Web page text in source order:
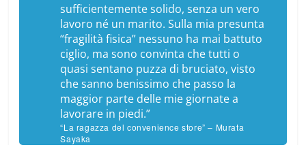
sufficientemente solido, senza un vero
lavoro né un marito. Sulla mia presunta
“fragilità fisica” nessuno ha mai battuto
ciglio, ma sono convinta che tutti o
quasi sentano puzza di bruciato, visto
che sanno benissimo che passo la
maggior parte delle mie giornate a
lavorare in piedi.”
“La ragazza del convenience store” – Murata
Sayaka